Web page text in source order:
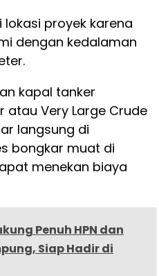
proyek karena
dengan kedalaman
kapal tanker
atau Very Large Crude
langsung di
bongkar muat di
menekan biaya
Penuh HPN dan
Siap Hadir di